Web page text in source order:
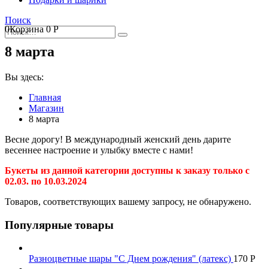
Поиск
0Корзина0Р
8 марта
Вы здесь:
Главная
Магазин
8 марта
Весне дорогу! В международный женский день дарите
весеннее настроение и улыбку вместе с нами!
Букеты из данной категории доступны к заказу только с
02.03. по 10.03.2024
Товаров, соответствующих вашему запросу, не обнаружено.
Популярные товары
Разноцветные шары "С Днем рождения" (латекс) 170 Р